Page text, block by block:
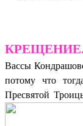
Вассы
потому что
Пресвятой